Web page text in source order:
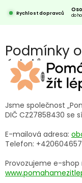
Rychlost dopravců do
CZK
Podmínky
údajů
Zásady práce s
Jsme společnost
DIČ CZ27858430 se
E-mailová adresa:
Telefon:
Provozujeme e-